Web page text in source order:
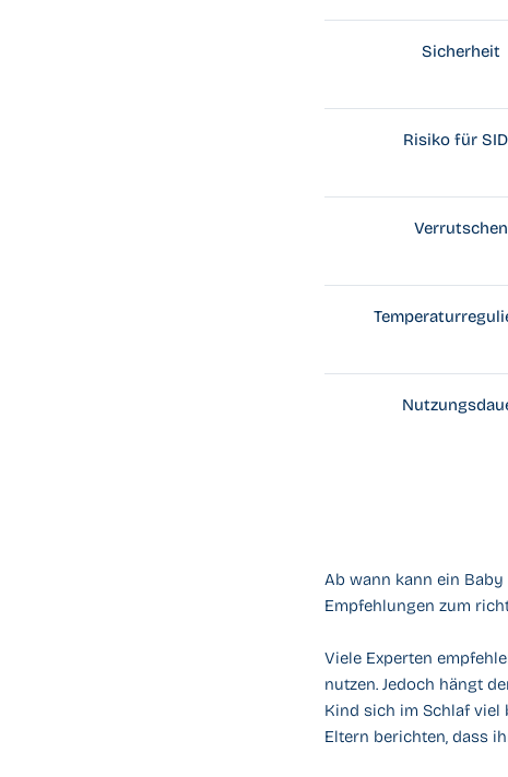
Sicherheit
Risiko für
Verrutschen
Ab wann kann ein
Empfehlungen zum
Viele Experten
nutzen. Jedoch hängt
Kind sich im Schlaf viel
Eltern berichten, dass